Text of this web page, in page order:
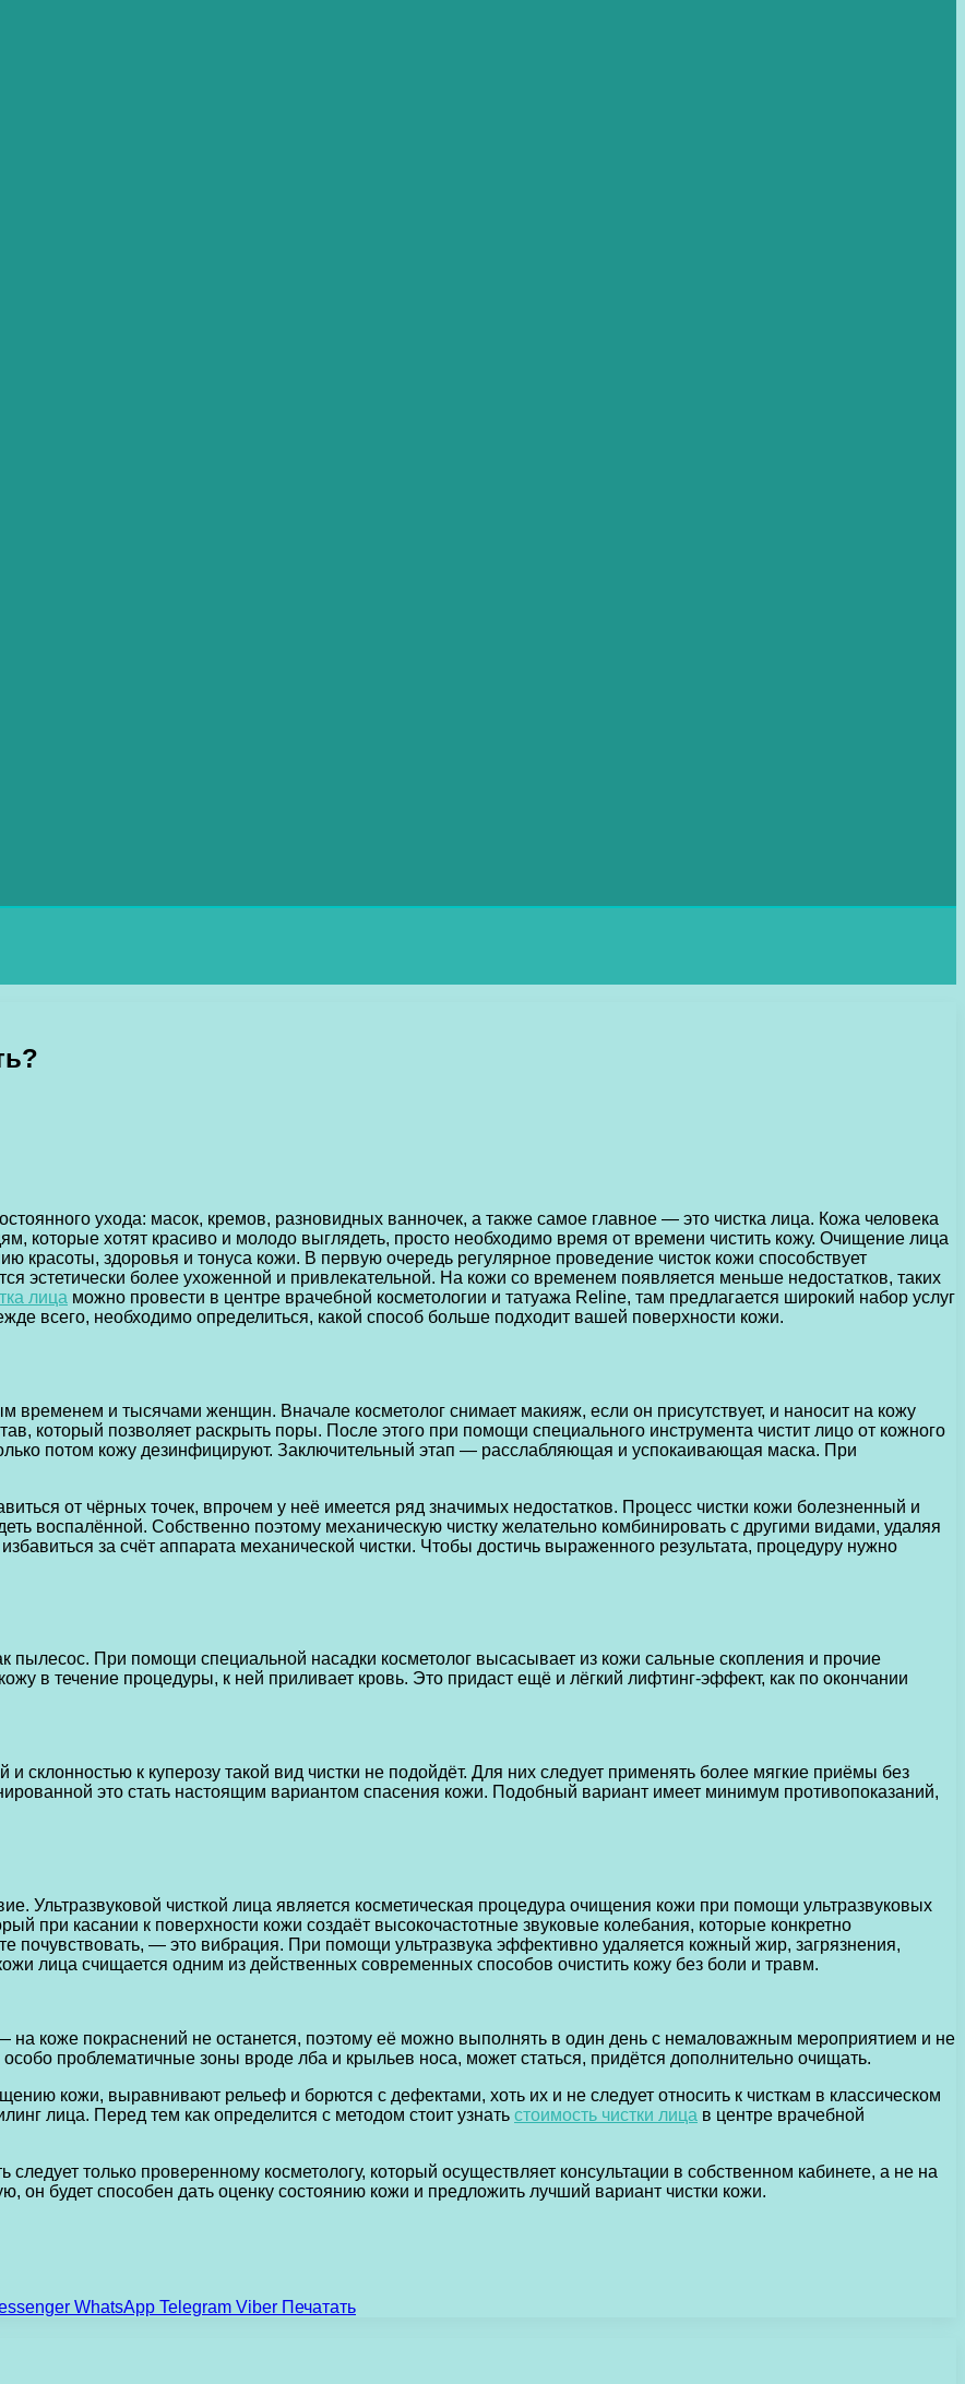
ухода: масок, кремов, разновидных ванночек, а также самое главное — это чистка лица. Кожа человека
которые хотят красиво и молодо выглядеть, просто необходимо время от времени чистить кожу. Очищение лица
красоты, здоровья и тонуса кожи. В первую очередь регулярное проведение чисток кожи способствует
эстетически более ухоженной и привлекательной. На кожи со временем появляется меньше недостатков, таких
лица можно провести в центре врачебной косметологии и татуажа Reline, там предлагается широкий набор услуг
всего, необходимо определиться, какой способ больше подходит вашей поверхности кожи.
и тысячами женщин. Вначале косметолог снимает макияж, если он присутствует, и наносит на кожу
который позволяет раскрыть поры. После этого при помощи специального инструмента чистит лицо от кожного
потом кожу дезинфицируют. Заключительный этап — расслабляющая и успокаивающая маска. При
от чёрных точек, впрочем у неё имеется ряд значимых недостатков. Процесс чистки кожи болезненный и
воспалённой. Собственно поэтому механическую чистку желательно комбинировать с другими видами, удаляя
за счёт аппарата механической чистки. Чтобы достичь выраженного результата, процедуру нужно
пылесос. При помощи специальной насадки косметолог высасывает из кожи сальные скопления и прочие
в течение процедуры, к ней приливает кровь. Это придаст ещё и лёгкий лифтинг-эффект, как по окончании
к куперозу такой вид чистки не подойдёт. Для них следует применять более мягкие приёмы без
это стать настоящим вариантом спасения кожи. Подобный вариант имеет минимум противопоказаний,
Ультразвуковой чисткой лица является косметическая процедура очищения кожи при помощи ультразвуковых
при касании к поверхности кожи создаёт высокочастотные звуковые колебания, которые конкретно
почувствовать, — это вибрация. При помощи ультразвука эффективно удаляется кожный жир, загрязнения,
лица счищается одним из действенных современных способов очистить кожу без боли и травм.
коже покраснений не останется, поэтому её можно выполнять в один день с немаловажным мероприятием и не
проблематичные зоны вроде лба и крыльев носа, может статься, придётся дополнительно очищать.
кожи, выравнивают рельеф и борются с дефектами, хоть их и не следует относить к чисткам в классическом
лица. Перед тем как определится с методом стоит узнать стоимость чистки лица в центре врачебной
только проверенному косметологу, который осуществляет консультации в собственном кабинете, а не на
он будет способен дать оценку состоянию кожи и предложить лучший вариант чистки кожи.
WhatsApp Telegram Viber Печатать